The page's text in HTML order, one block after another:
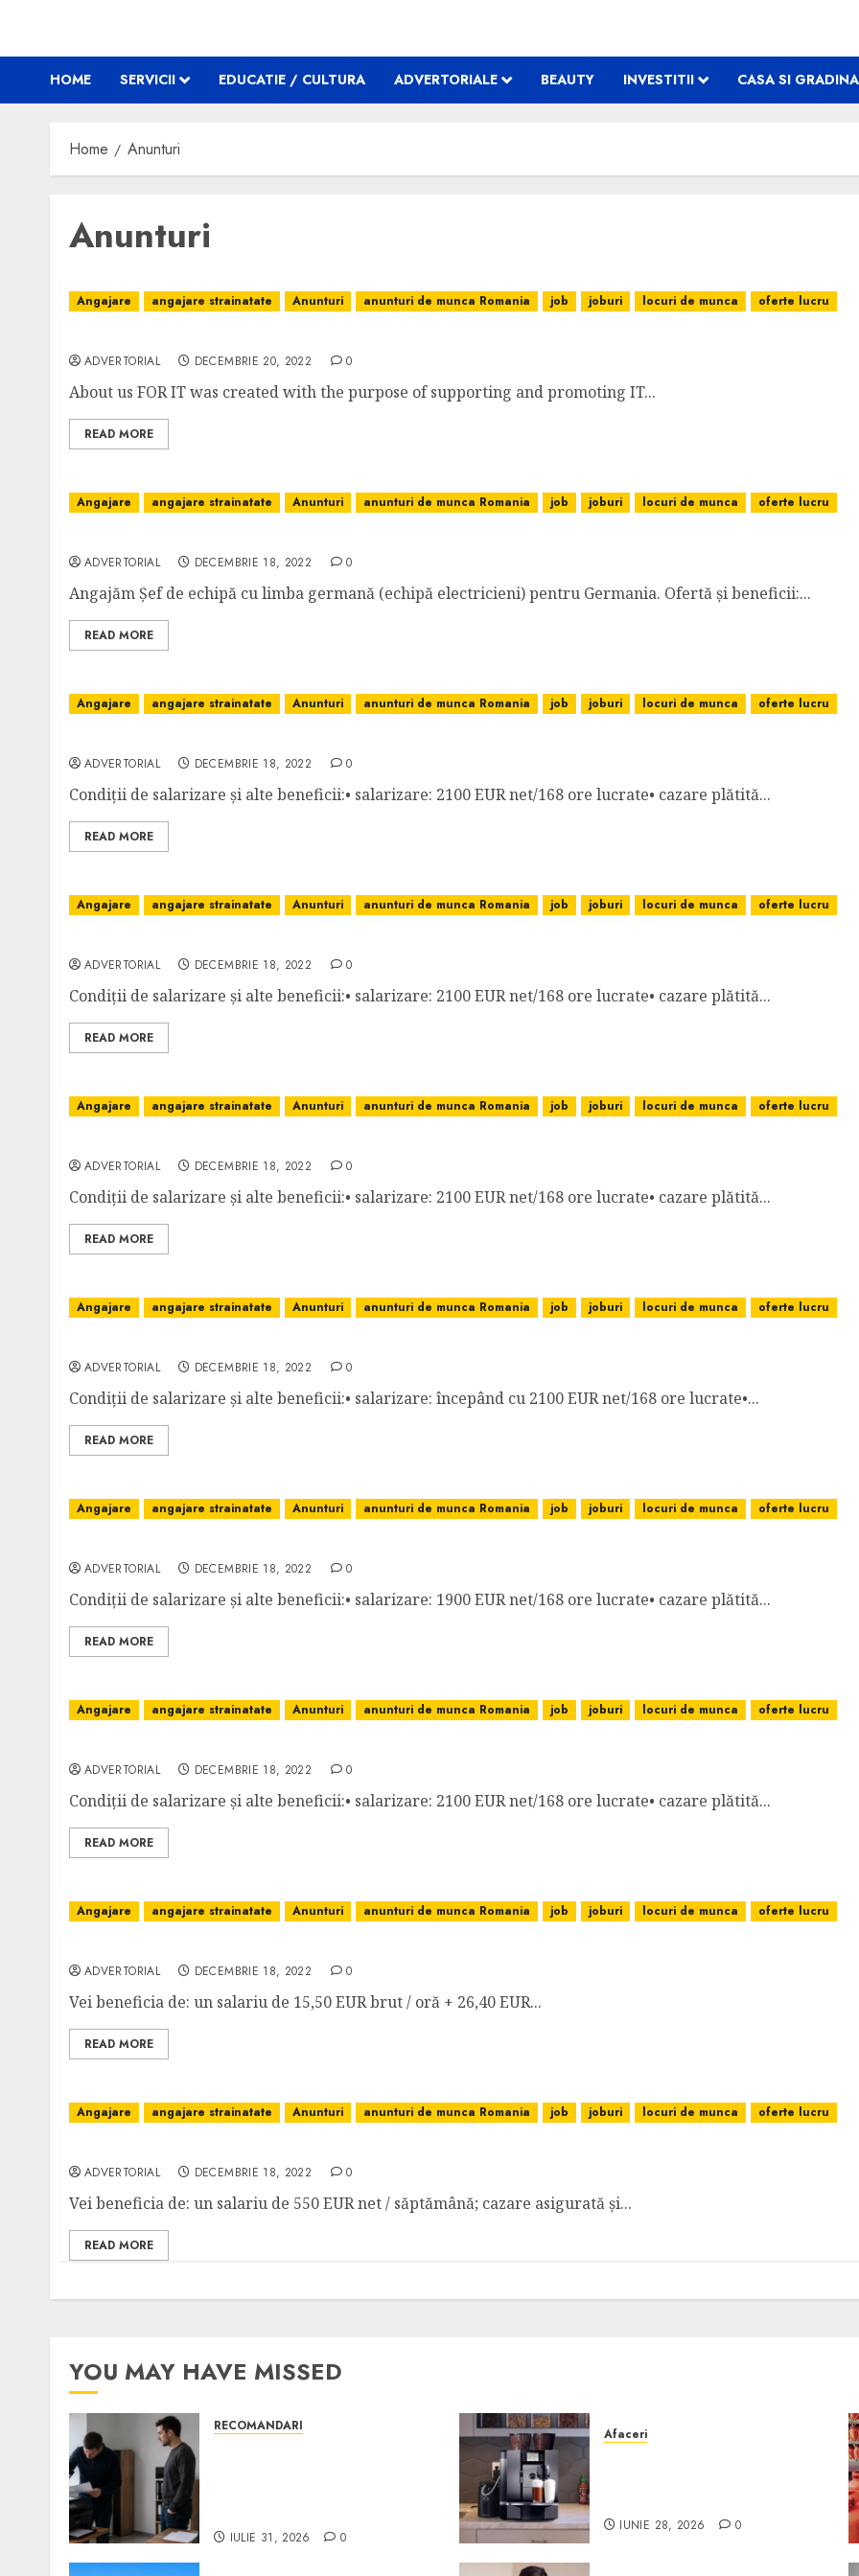
HOME SERVICII EDUCATIE / CULTURA ADVERTORIALE BEAUTY INVESTITII CASA SI GRADINA
Home Anunturi
Anunturi
Angajare angajare strainatate Anunturi anunturi de munca Romania job joburi locuri de munca oferte lucru
ADVERTORIAL DECEMBRIE 20, 2022 0
About us FOR IT was created with the purpose of supporting and promoting IT...
READ MORE
Angajare angajare strainatate Anunturi anunturi de munca Romania job joburi locuri de munca oferte lucru
ADVERTORIAL DECEMBRIE 18, 2022 0
Angajăm Șef de echipă cu limba germană (echipă electricieni) pentru Germania. Ofertă și beneficii:...
READ MORE
Angajare angajare strainatate Anunturi anunturi de munca Romania job joburi locuri de munca oferte lucru
ADVERTORIAL DECEMBRIE 18, 2022 0
Condiții de salarizare și alte beneficii:• salarizare: 2100 EUR net/168 ore lucrate• cazare plătită...
READ MORE
Angajare angajare strainatate Anunturi anunturi de munca Romania job joburi locuri de munca oferte lucru
ADVERTORIAL DECEMBRIE 18, 2022 0
Condiții de salarizare și alte beneficii:• salarizare: 2100 EUR net/168 ore lucrate• cazare plătită...
READ MORE
Angajare angajare strainatate Anunturi anunturi de munca Romania job joburi locuri de munca oferte lucru
ADVERTORIAL DECEMBRIE 18, 2022 0
Condiții de salarizare și alte beneficii:• salarizare: 2100 EUR net/168 ore lucrate• cazare plătită...
READ MORE
Angajare angajare strainatate Anunturi anunturi de munca Romania job joburi locuri de munca oferte lucru
ADVERTORIAL DECEMBRIE 18, 2022 0
Condiții de salarizare și alte beneficii:• salarizare: începând cu 2100 EUR net/168 ore lucrate•...
READ MORE
Angajare angajare strainatate Anunturi anunturi de munca Romania job joburi locuri de munca oferte lucru
ADVERTORIAL DECEMBRIE 18, 2022 0
Condiții de salarizare și alte beneficii:• salarizare: 1900 EUR net/168 ore lucrate• cazare plătită...
READ MORE
Angajare angajare strainatate Anunturi anunturi de munca Romania job joburi locuri de munca oferte lucru
ADVERTORIAL DECEMBRIE 18, 2022 0
Condiții de salarizare și alte beneficii:• salarizare: 2100 EUR net/168 ore lucrate• cazare plătită...
READ MORE
Angajare angajare strainatate Anunturi anunturi de munca Romania job joburi locuri de munca oferte lucru
ADVERTORIAL DECEMBRIE 18, 2022 0
Vei beneficia de: un salariu de 15,50 EUR brut / oră + 26,40 EUR...
READ MORE
Angajare angajare strainatate Anunturi anunturi de munca Romania job joburi locuri de munca oferte lucru
ADVERTORIAL DECEMBRIE 18, 2022 0
Vei beneficia de: un salariu de 550 EUR net / săptămână; cazare asigurată și...
READ MORE
YOU MAY HAVE MISSED
RECOMANDARI
IULIE 31, 2026 0
Afaceri
IUNIE 28, 2026 0